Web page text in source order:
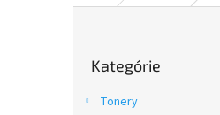
kategórie
Kategórie
Tonery